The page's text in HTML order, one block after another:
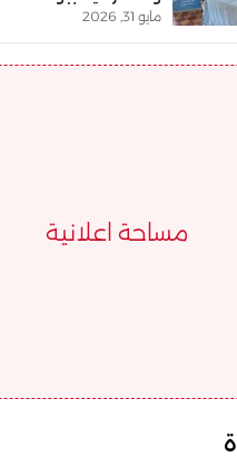
مايو 31, 2026
مساحة اعلانية